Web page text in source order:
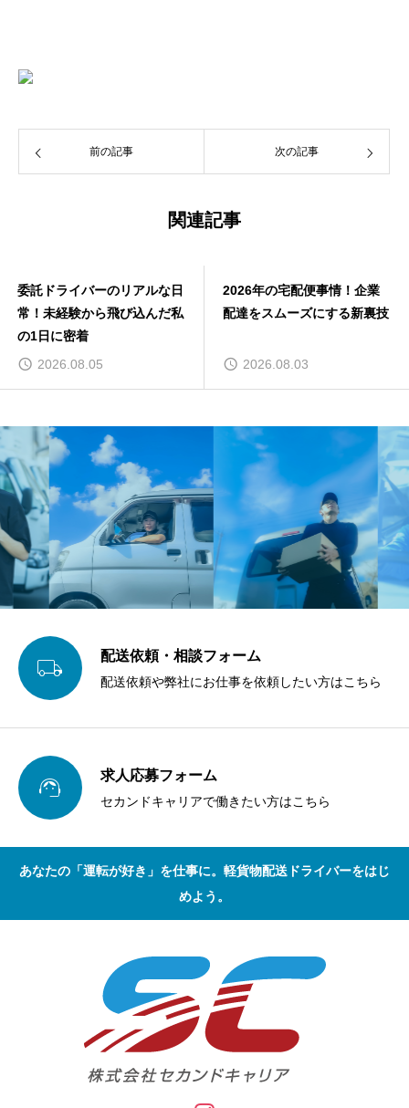
前の記事 次の記事
関連記事
委託ドライバーのリアルな日
常！未経験から飛び込んだ私
の1日に密着
2026.08.05
2026年の宅配便事情！企業
配達をスムーズにする新裏技
2026.08.03
 配送依頼・相談フォーム
配送依頼や弊社にお仕事を依頼したい方はこちら
 求人応募フォーム
セカンドキャリアで働きたい方はこちら
あなたの「運転が好き」を仕事に。軽貨物配送ドライバーをはじ
めよう。